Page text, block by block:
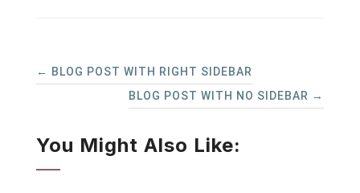
← BLOG POST WITH RIGHT SIDEBAR
BLOG POST WITH NO SIDEBAR →
You Might Also Like: